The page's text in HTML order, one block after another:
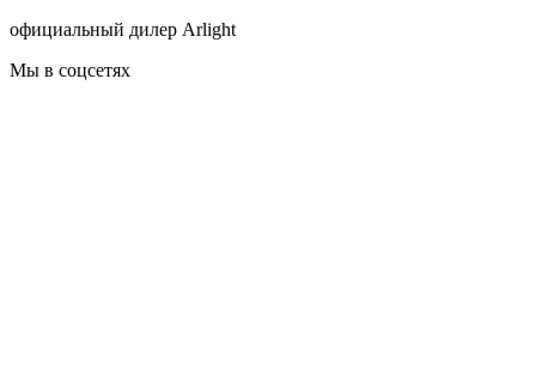
официальный дилер Arlight
Мы в соцсетях